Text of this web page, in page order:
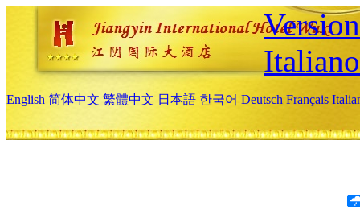
Italiano
English 简体中文 繁體中文 日本語 한국어 Deutsch Français